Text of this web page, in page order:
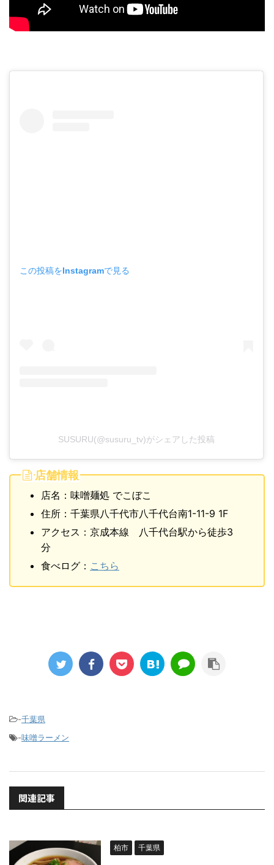
この投稿をInstagramで見る
SUSURU(@susuru_tv)がシェアした投稿
店舗情報
店名：味噌麺処 でこぼこ
住所：千葉県八千代市八千代台南1-11-9 1F
アクセス：京成本線 八千代台駅から徒歩3
分
食べログ： こちら
-千葉県
-味噌ラーメン
関連記事
柏市 千葉県